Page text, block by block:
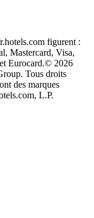
figurent :
Mastercard, Visa,
Eurocard.© 2026
Tous droits
des marques
L.P.